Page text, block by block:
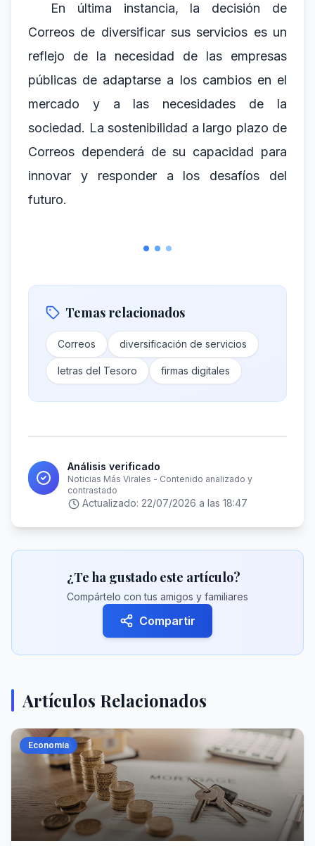
En última instancia, la decisión de
Correos de diversificar sus servicios es un
reflejo de la necesidad de las empresas
públicas de adaptarse a los cambios en el
mercado y a las necesidades de la
sociedad. La sostenibilidad a largo plazo de
Correos dependerá de su capacidad para
innovar y responder a los desafíos del
futuro.
Temas relacionados
Correos diversificación de servicios
letras del Tesoro firmas digitales
Análisis verificado
Noticias Más Virales - Contenido analizado y
contrastado
Actualizado: 22/07/2026 a las 18:47
¿Te ha gustado este artículo?
Compártelo con tus amigos y familiares
Compartir
Artículos Relacionados
Economía